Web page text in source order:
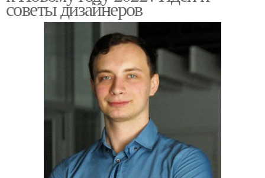
советы дизайнеров